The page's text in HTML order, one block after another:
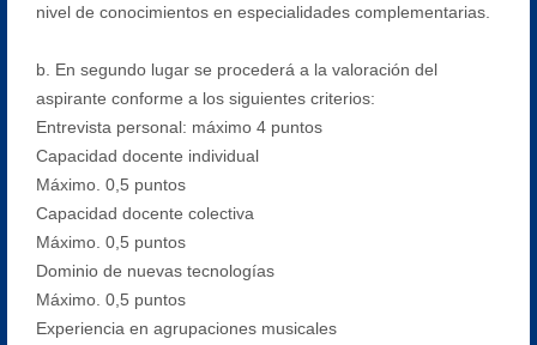
nivel de conocimientos en especialidades complementarias.
b. En segundo lugar se procederá a la valoración del
aspirante conforme a los siguientes criterios:
Entrevista personal: máximo 4 puntos
Capacidad docente individual
Máximo. 0,5 puntos
Capacidad docente colectiva
Máximo. 0,5 puntos
Dominio de nuevas tecnologías
Máximo. 0,5 puntos
Experiencia en agrupaciones musicales